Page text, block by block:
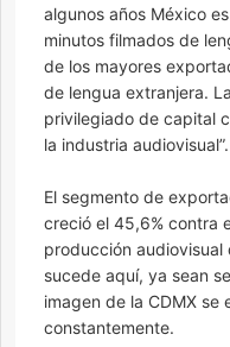
algunos años México
minutos filmados de
de los mayores
de lengua extranjera.
privilegiado de capital
la industria audiovisual”.
El segmento de
creció el 45,6% contra
producción
sucede aquí, ya sean
imagen de la CDMX se
constantemente.